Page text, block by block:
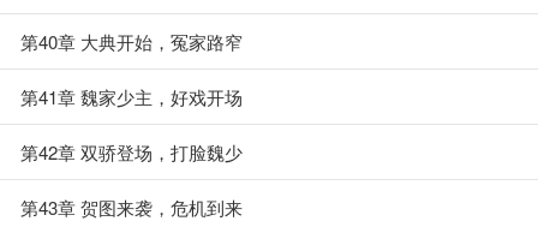
第40章 大典开始，冤家路窄
第41章 魏家少主，好戏开场
第42章 双骄登场，打脸魏少
第43章 贺图来袭，危机到来